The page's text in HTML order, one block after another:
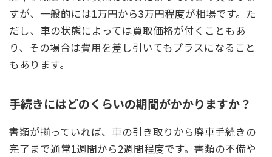
すが、一般的には1万円から3万円程度が相場です。た
だし、車の状態によっては買取価格が付くこともあ
り、その場合は費用を差し引いてもプラスになること
もあります。
手続きにはどのくらいの期間がかかりますか？
書類が揃っていれば、車の引き取りから廃車手続きの
完了まで通常1週間から2週間程度です。書類の不備や